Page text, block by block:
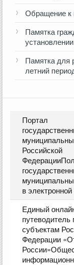
Обращение к
Памятка
Памятка для
летний
Портал
Российской
в
Единый
путеводитель
субъектам
Федерации